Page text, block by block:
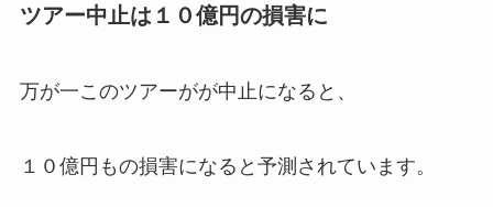
ツアー中止は１０億円の損害に
万が一このツアーがが中止になると、
１０億円もの損害になると予測されています。